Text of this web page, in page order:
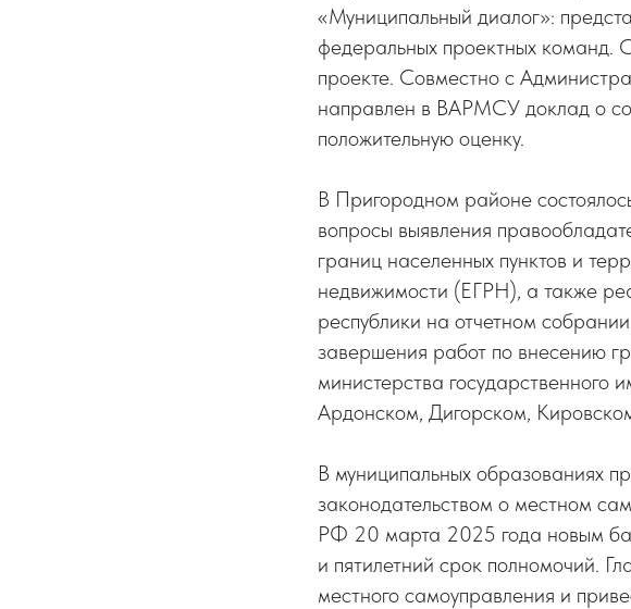
«Муниципальный диалог»:
федеральных проектных команд.
проекте. Совместно с
направлен в ВАРМСУ доклад о
положительную оценку.
В Пригородном районе
вопросы выявления
границ населенных пунктов и
недвижимости (ЕГРН), а также
республики на отчетном
завершения работ по внесению
министерства
Ардонском, Дигорском,
В муниципальных образованиях
законодательством о местном
РФ 20 марта 2025 года новым
и пятилетний срок полномочий.
местного самоуправления и